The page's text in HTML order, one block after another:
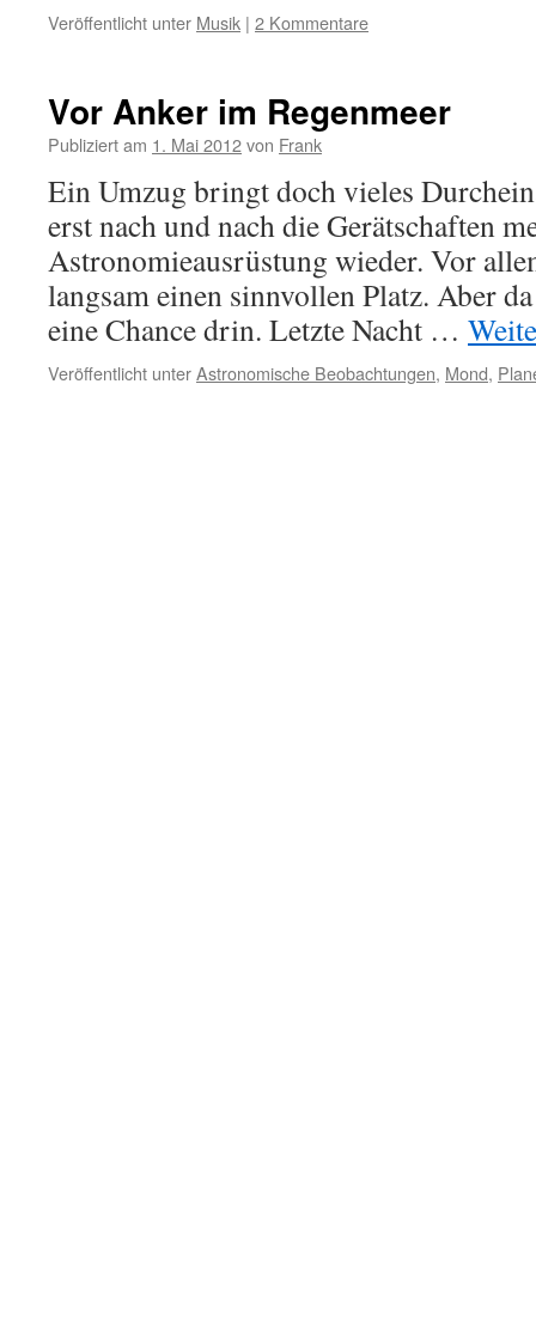
Veröffentlicht unter Musik | 2 Kommentare
Vor Anker im Regenmeer
Publiziert am 1. Mai 2012von Frank
Ein Umzug bringt doch vieles
erst nach und nach die Gerätschaften
Astronomieausrüstung wieder. Vor
langsam einen sinnvollen Platz. Aber
eine Chance drin. Letzte Nacht …
Veröffentlicht unterAstronomische Beobachtungen, Mond,